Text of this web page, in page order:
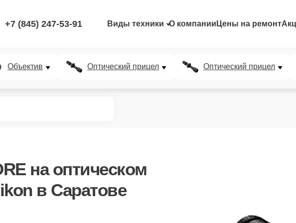
+7 (845) 247-53-91 Виды техники О компании Цены на ремонт
Объектив Оптический прицел Оптический прицел
на оптическом
в Саратове